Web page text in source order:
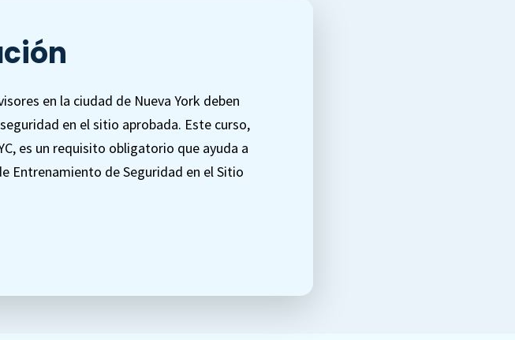
en la ciudad de Nueva York deben
en el sitio aprobada. Este curso,
es un requisito obligatorio que ayuda a
Entrenamiento de Seguridad en el Sitio